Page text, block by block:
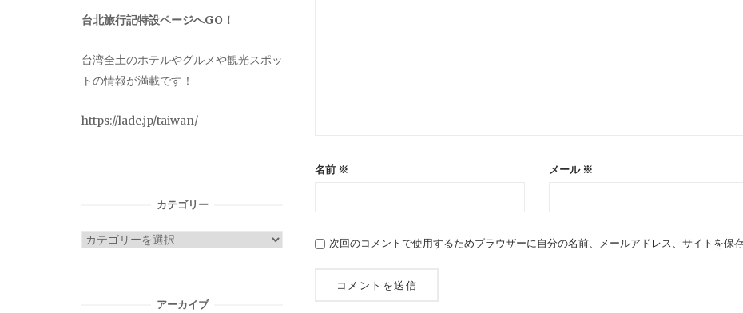
名前 ※ メール ※
次回のコメントで使用するためブラウザーに自分の名前、メールアドレス、サイトを保存
台北旅行記特設ページへGO！
台湾全土のホテルやグルメや観光スポッ
トの情報が満載です！
https://lade.jp/taiwan/
カテゴリー
カ
アーカイブ